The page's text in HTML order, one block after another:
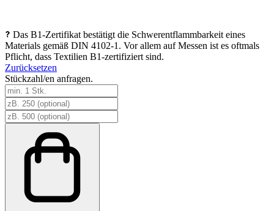
Das B1-Zertifikat bestätigt die Schwerentflammbarkeit eines
Materials gemäß DIN 4102-1. Vor allem auf Messen ist es oftmals
Pflicht, dass Textilien B1-zertifiziert sind.
Zurücksetzen
Stückzahl/en anfragen.
aufblasbarer
Seat
(pneumatisch)
Menge